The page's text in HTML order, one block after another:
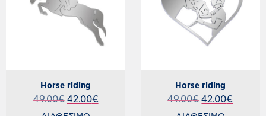
Horse riding
49.00€ 42.00€
Horse riding
49.00€ 42.00€